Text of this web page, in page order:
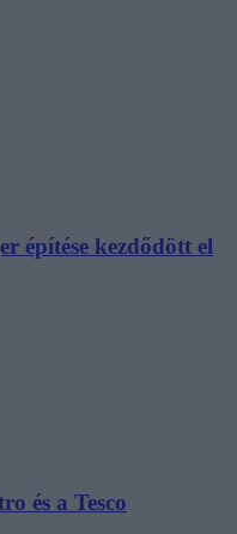
építése kezdődött el
és a Tesco